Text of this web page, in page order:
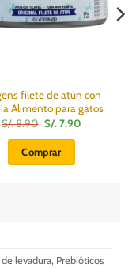
filete de atún con
Alimento para gatos
S/.8.90 El
precio
original
era:
S/.
S/.7.90El
Comprar
levadura, Prebióticos